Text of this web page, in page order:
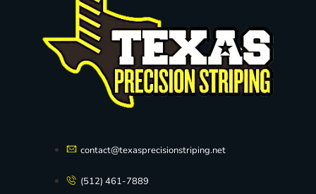
contact@texasprecisionstriping.net
(512) 461-7889